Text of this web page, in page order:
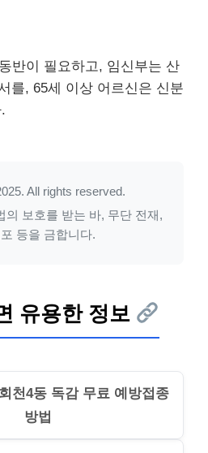
반이 필요하고, 임신부는 산
를, 65세 이상 어르신은 신분
All rights reserved.
의 보호를 받는 바, 무단 전재,
등을 금합니다.
유용한 정보
천4동 독감 무료 예방접종
방법